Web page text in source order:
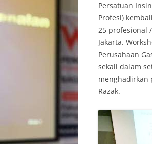
Persatuan
Profesi)
25 profesional
Jakarta.
Perusahaan
sekali dalam
menghadirkan
Razak.